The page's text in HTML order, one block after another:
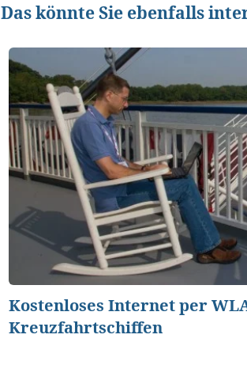
Das könnte Sie ebenfalls
Kostenloses Internet per
Kreuzfahrtschiffen